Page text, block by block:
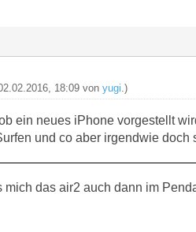
18:09 von yugi .)
ein neues iPhone vorgestellt
und co aber irgendwie
das air2 auch dann im